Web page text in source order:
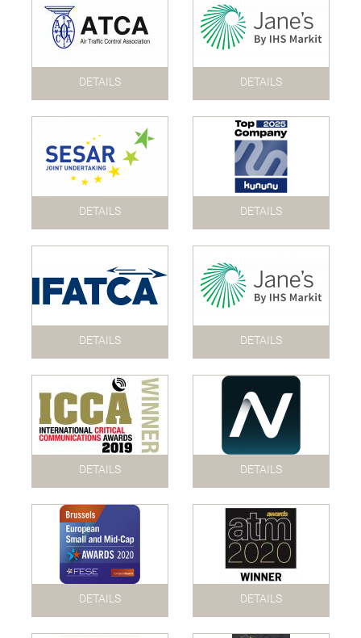
DETAILS DETAILS
DETAILS DETAILS
DETAILS DETAILS
DETAILS DETAILS
DETAILS DETAILS